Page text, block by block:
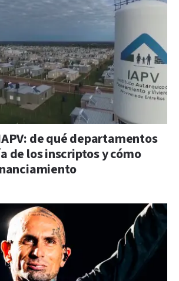
de qué departamentos
de los inscriptos y cómo